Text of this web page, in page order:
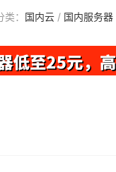
类： 国内云 / 国内服务器